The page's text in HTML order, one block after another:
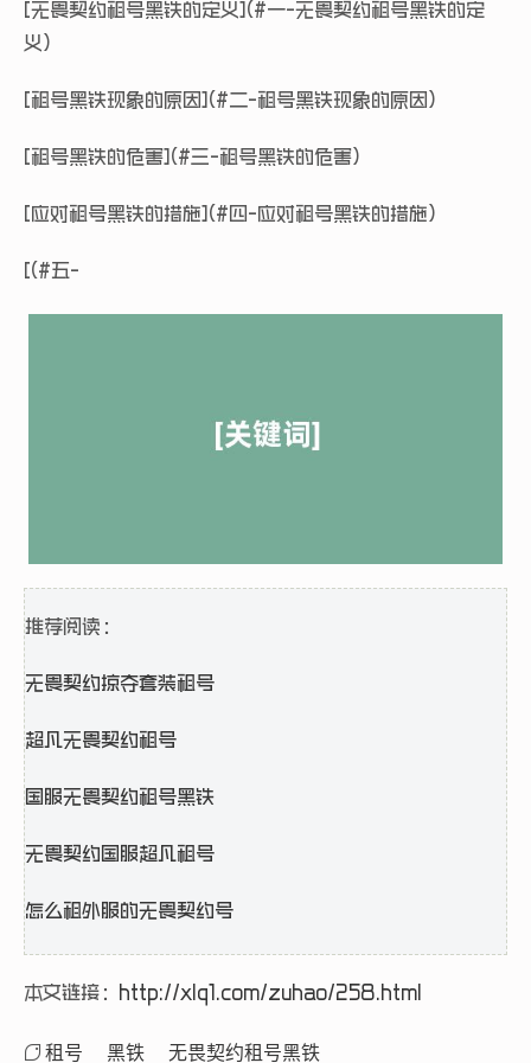
[无畏契约租号黑铁的定义](#一-无畏契约租号黑铁的定
义)
[租号黑铁现象的原因](#二-租号黑铁现象的原因)
[租号黑铁的危害](#三-租号黑铁的危害)
[应对租号黑铁的措施](#四-应对租号黑铁的措施)
[(#五-
推荐阅读：
无畏契约掠夺套装租号
超凡无畏契约租号
国服无畏契约租号黑铁
无畏契约国服超凡租号
怎么租外服的无畏契约号
本文链接： http://xlq1.com/zuhao/258.html
租号 黑铁 无畏契约租号黑铁